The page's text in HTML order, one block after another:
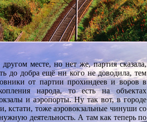
месте, но нет же, партия сказала,
до добра ещё ни кого не доводила, тем
от партии прохиндеев и воров в
народа, то есть на объектах
и аэропорты. Ну так вот, в городе
кстати, тоже аэровокзальные чинуши со
деятельность. А там как теперь по